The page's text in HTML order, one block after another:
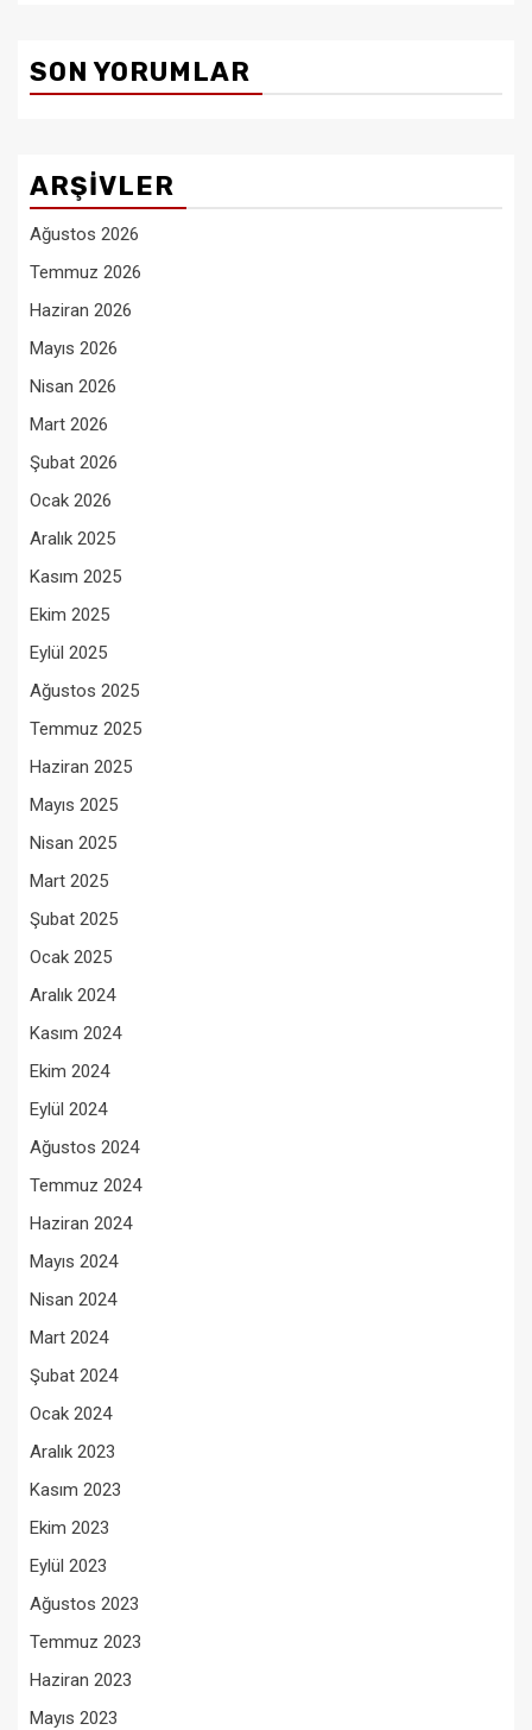
SON YORUMLAR
ARŞIVLER
Ağustos 2026
Temmuz 2026
Haziran 2026
Mayıs 2026
Nisan 2026
Mart 2026
Şubat 2026
Ocak 2026
Aralık 2025
Kasım 2025
Ekim 2025
Eylül 2025
Ağustos 2025
Temmuz 2025
Haziran 2025
Mayıs 2025
Nisan 2025
Mart 2025
Şubat 2025
Ocak 2025
Aralık 2024
Kasım 2024
Ekim 2024
Eylül 2024
Ağustos 2024
Temmuz 2024
Haziran 2024
Mayıs 2024
Nisan 2024
Mart 2024
Şubat 2024
Ocak 2024
Aralık 2023
Kasım 2023
Ekim 2023
Eylül 2023
Ağustos 2023
Temmuz 2023
Haziran 2023
Mayıs 2023